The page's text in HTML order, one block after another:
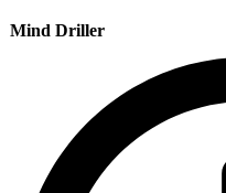
Mind Driller